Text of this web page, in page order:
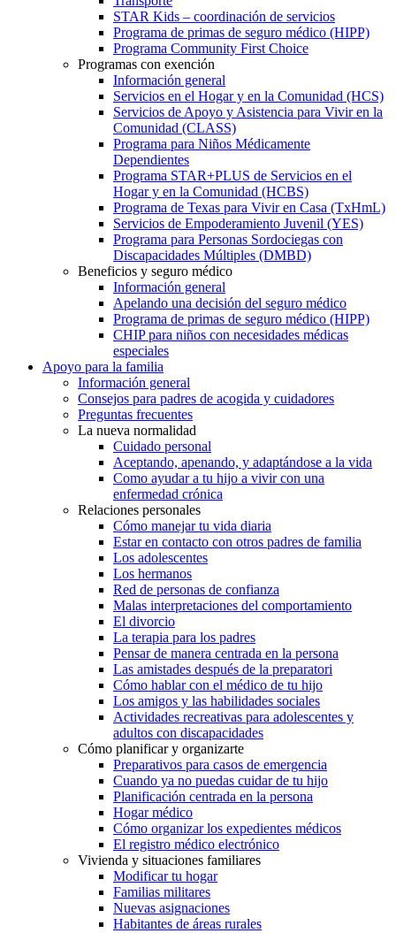
STAR Kids – coordinación de servicios
Programa de primas de seguro médico (HIPP)
Programa Community First Choice
Programas con exención
Información general
Servicios en el Hogar y en la Comunidad (HCS)
Servicios de Apoyo y Asistencia para Vivir en la
Comunidad (CLASS)
Programa para Niños Médicamente
Dependientes
Programa STAR+PLUS de Servicios en el
Hogar y en la Comunidad (HCBS)
Programa de Texas para Vivir en Casa (TxHmL)
Servicios de Empoderamiento Juvenil (YES)
Programa para Personas Sordociegas con
Discapacidades Múltiples (DMBD)
Beneficios y seguro médico
Información general
Apelando una decisión del seguro médico
Programa de primas de seguro médico (HIPP)
CHIP para niños con necesidades médicas
especiales
Apoyo para la familia
Información general
Consejos para padres de acogida y cuidadores
Preguntas frecuentes
La nueva normalidad
Cuidado personal
Aceptando, apenando, y adaptándose a la vida
Como ayudar a tu hijo a vivir con una
enfermedad crónica
Relaciones personales
Cómo manejar tu vida diaria
Estar en contacto con otros padres de familia
Los adolescentes
Los hermanos
Red de personas de confianza
Malas interpretaciones del comportamiento
El divorcio
La terapia para los padres
Pensar de manera centrada en la persona
Las amistades después de la preparatori
Cómo hablar con el médico de tu hijo
Los amigos y las habilidades sociales
Actividades recreativas para adolescentes y
adultos con discapacidades
Cómo planificar y organizarte
Preparativos para casos de emergencia
Cuando ya no puedas cuidar de tu hijo
Planificación centrada en la persona
Hogar médico
Cómo organizar los expedientes médicos
El registro médico electrónico
Vivienda y situaciones familiares
Modificar tu hogar
Familias militares
Nuevas asignaciones
Habitantes de áreas rurales